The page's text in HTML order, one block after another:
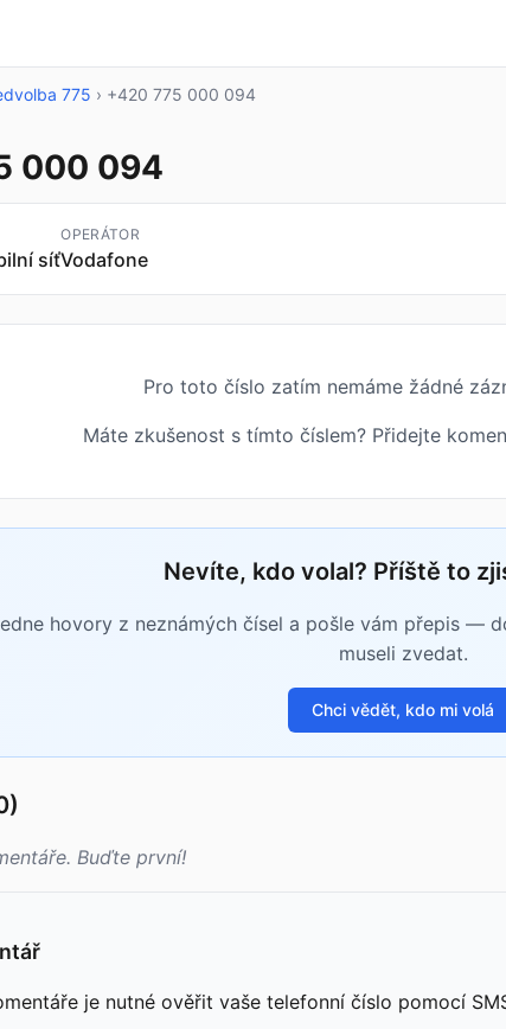
775 › +420 775 000 094
000 094
síť
OPERÁTOR
Vodafone
Pro toto číslo zatím nemáme žádné
Máte zkušenost s tímto číslem? Přidejte
Nevíte, kdo volal? Příště to
hovory z neznámých čísel a pošle vám přepis —
museli zvedat.
Chci vědět, kdo mi volá
Buďte první!
je nutné ověřit vaše telefonní číslo pomocí